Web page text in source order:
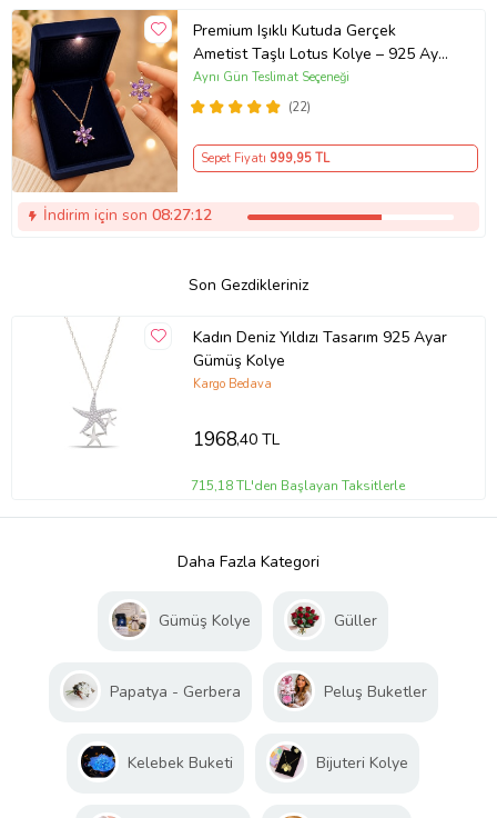
Premium Işıklı Kutuda Gerçek
Ametist Taşlı Lotus Kolye – 925 Ayar
Gümüş Kadın Kolye
(22)
Aynı Gün Teslimat Seçeneği
Sepet Fiyatı 999,95 TL
İndirim için son 08:27:12
Son Gezdikleriniz
Kadın Deniz Yıldızı Tasarım 925 Ayar
Gümüş Kolye
Kargo Bedava
1968,40 TL
715,18 TL'den Başlayan Taksitlerle
Daha Fazla Kategori
Gümüş Kolye Güller
Papatya - Gerbera Peluş Buketler
Kelebek Buketi Bijuteri Kolye